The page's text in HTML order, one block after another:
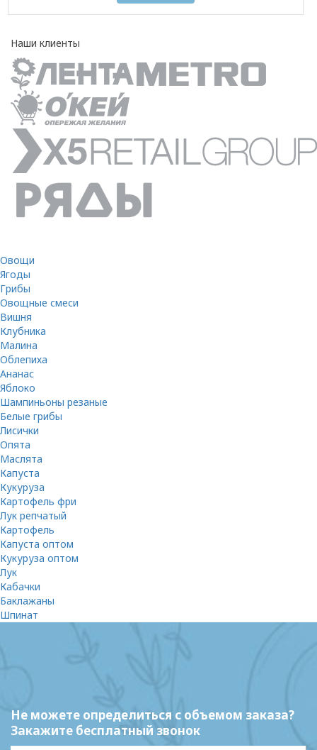
Наши клиенты
Овощи
Ягоды
Грибы
Овощные смеси
Вишня
Клубника
Малина
Облепиха
Ананас
Яблоко
Шампиньоны резаные
Белые грибы
Лисички
Опята
Маслята
Капуста
Кукуруза
Картофель фри
Лук репчатый
Картофель
Капуста оптом
Кукуруза оптом
Лук
Кабачки
Баклажаны
Шпинат
Не можете определиться с объемом заказа?
Закажите бесплатный звонок